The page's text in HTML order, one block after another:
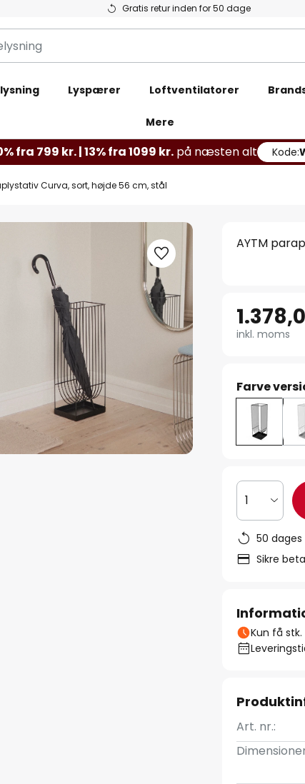
Gratis retur inden for 50 dage
Lyspærer Loftventilatorer
Mere
fra 799 kr. | 13% fra 1099 kr. på næsten alt Kode:
Curva, sort, højde 56 cm, stål
AYTM
inkl. moms
Farve
1
50
Sikre
Kun få
Art. nr.: